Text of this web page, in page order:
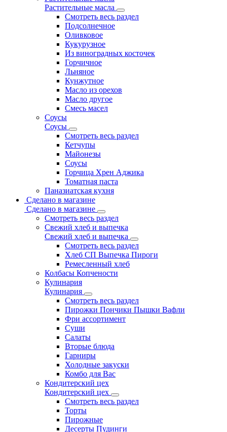
Растительные масла
Смотреть весь раздел
Подсолнечное
Оливковое
Кукурузное
Из виноградных косточек
Горчичное
Льняное
Кунжутное
Масло из орехов
Масло другое
Смесь масел
Соусы
Соусы
Смотреть весь раздел
Кетчупы
Майонезы
Соусы
Горчица Хрен Аджика
Томатная паста
Паназиатская кухня
Сделано в магазине
Сделано в магазине
Смотреть весь раздел
Свежий хлеб и выпечка
Свежий хлеб и выпечка
Смотреть весь раздел
Хлеб СП Выпечка Пироги
Ремесленный хлеб
Колбасы Копчености
Кулинария
Кулинария
Смотреть весь раздел
Пирожки Пончики Пышки Вафли
Фри ассортимент
Суши
Салаты
Вторые блюда
Гарниры
Холодные закуски
Комбо для Вас
Кондитерский цех
Кондитерский цех
Смотреть весь раздел
Торты
Пирожные
Десерты Пудинги